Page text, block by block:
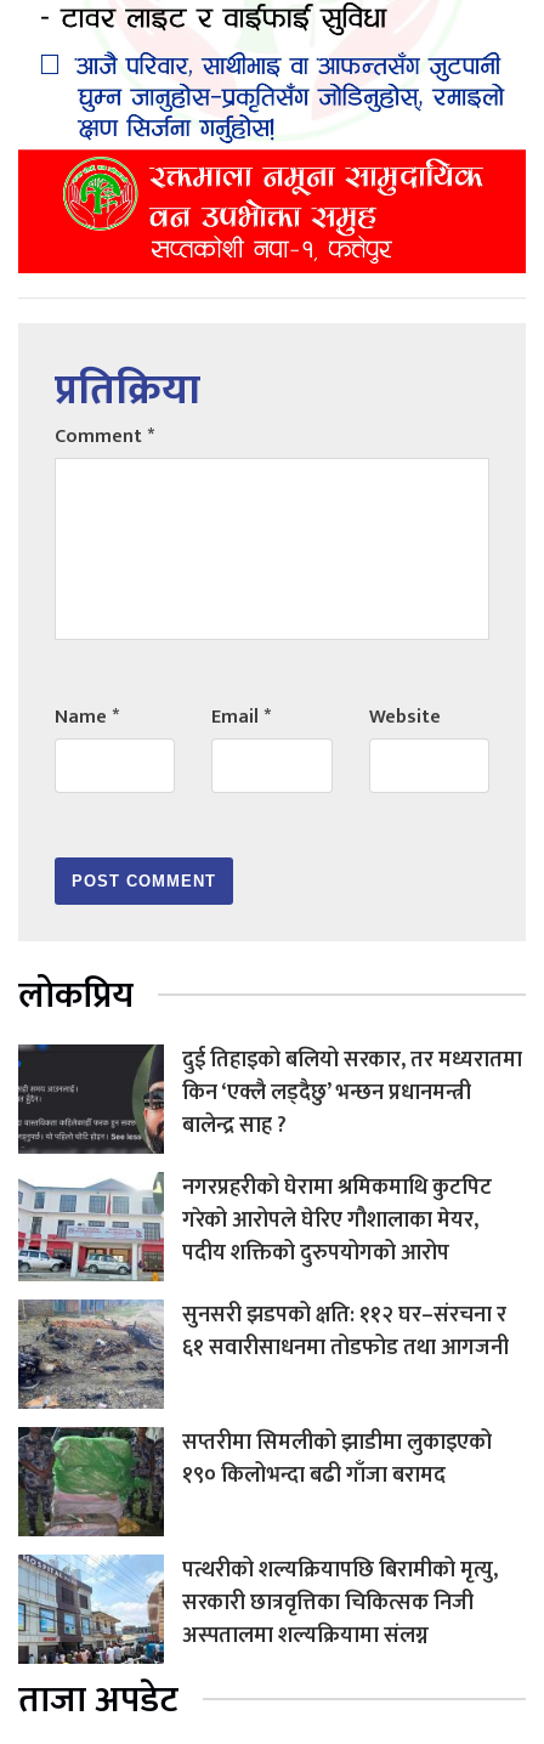
प्रतिक्रिया
Comment*
Name* Email* Website
लोकप्रिय
दुई तिहाइको बलियो सरकार, तर मध्यरातमा
किन ‘एक्लै लड्दैछु’ भन्छन प्रधानमन्त्री
बालेन्द्र साह ?
नगरप्रहरीको घेरामा श्रमिकमाथि कुटपिट
गरेको आरोपले घेरिए गौशालाका मेयर,
पदीय शक्तिको दुरुपयोगको आरोप
सुनसरी झडपको क्षति: ११२ घर–संरचना र
६१ सवारीसाधनमा तोडफोड तथा आगजनी
सप्तरीमा सिमलीको झाडीमा लुकाइएको
१९० किलोभन्दा बढी गाँजा बरामद
पत्थरीको शल्यक्रियापछि बिरामीको मृत्यु,
सरकारी छात्रवृत्तिका चिकित्सक निजी
अस्पतालमा शल्यक्रियामा संलग्न
ताजा अपडेट